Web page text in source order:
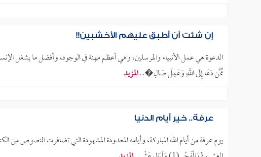
إن شئت أن أطبق عليهم الأخشبين!!
الدعوة هي عمل الأنبياء والمرسلين، وهي أعظم مهنة في الوجود، وأفضل ما يشغل
مِّمَّن دَعَا إِلَى اللَّهِ وَعَمِلَ صَالِ�..المزيد
عرفة.. خير أيام الدنيا
يوم عرفة من أيام الله المباركة، وأيامه المعدودة المشهودة التي تضافرت النصوص من